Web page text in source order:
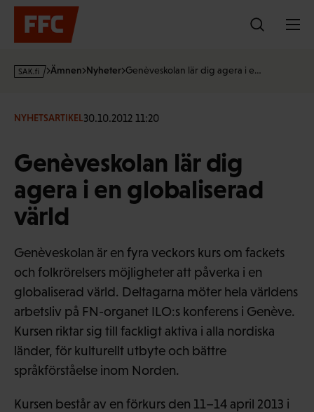
Hoppa
innehållet
s
·
Ämnen Nyheter Genèveskolan lär dig agera i e…
NYHETSARTIKEL30.10.2012 11:20
Genèveskolan lär dig
agera i en globaliserad
värld
Genèveskolan är en fyra veckors kurs om fackets
och folkrörelsers möjligheter att påverka i en
globaliserad värld. Deltagarna möter hela världens
arbetsliv på FN-organet ILO:s konferens i Genève.
Kursen riktar sig till fackligt aktiva i alla nordiska
länder, för kulturellt utbyte och bättre
språkförståelse inom Norden.
Kursen består av en förkurs den 11–14 april 2013 i